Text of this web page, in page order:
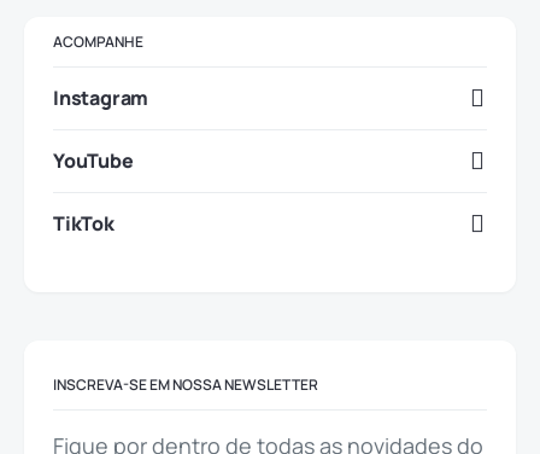
ACOMPANHE
Instagram
YouTube
TikTok
INSCREVA-SE EM NOSSA NEWSLETTER
Fique por dentro de todas as novidades do